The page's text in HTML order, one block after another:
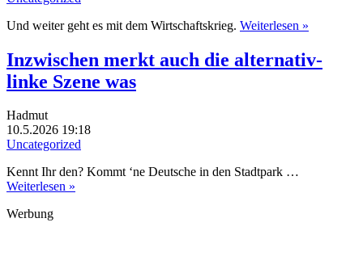
Und weiter geht es mit dem Wirtschaftskrieg. Weiterlesen »
Inzwischen merkt auch die alternativ-
linke Szene was
Hadmut
10.5.2026 19:18
Uncategorized
Kennt Ihr den? Kommt ‘ne Deutsche in den Stadtpark …
Weiterlesen »
Werbung